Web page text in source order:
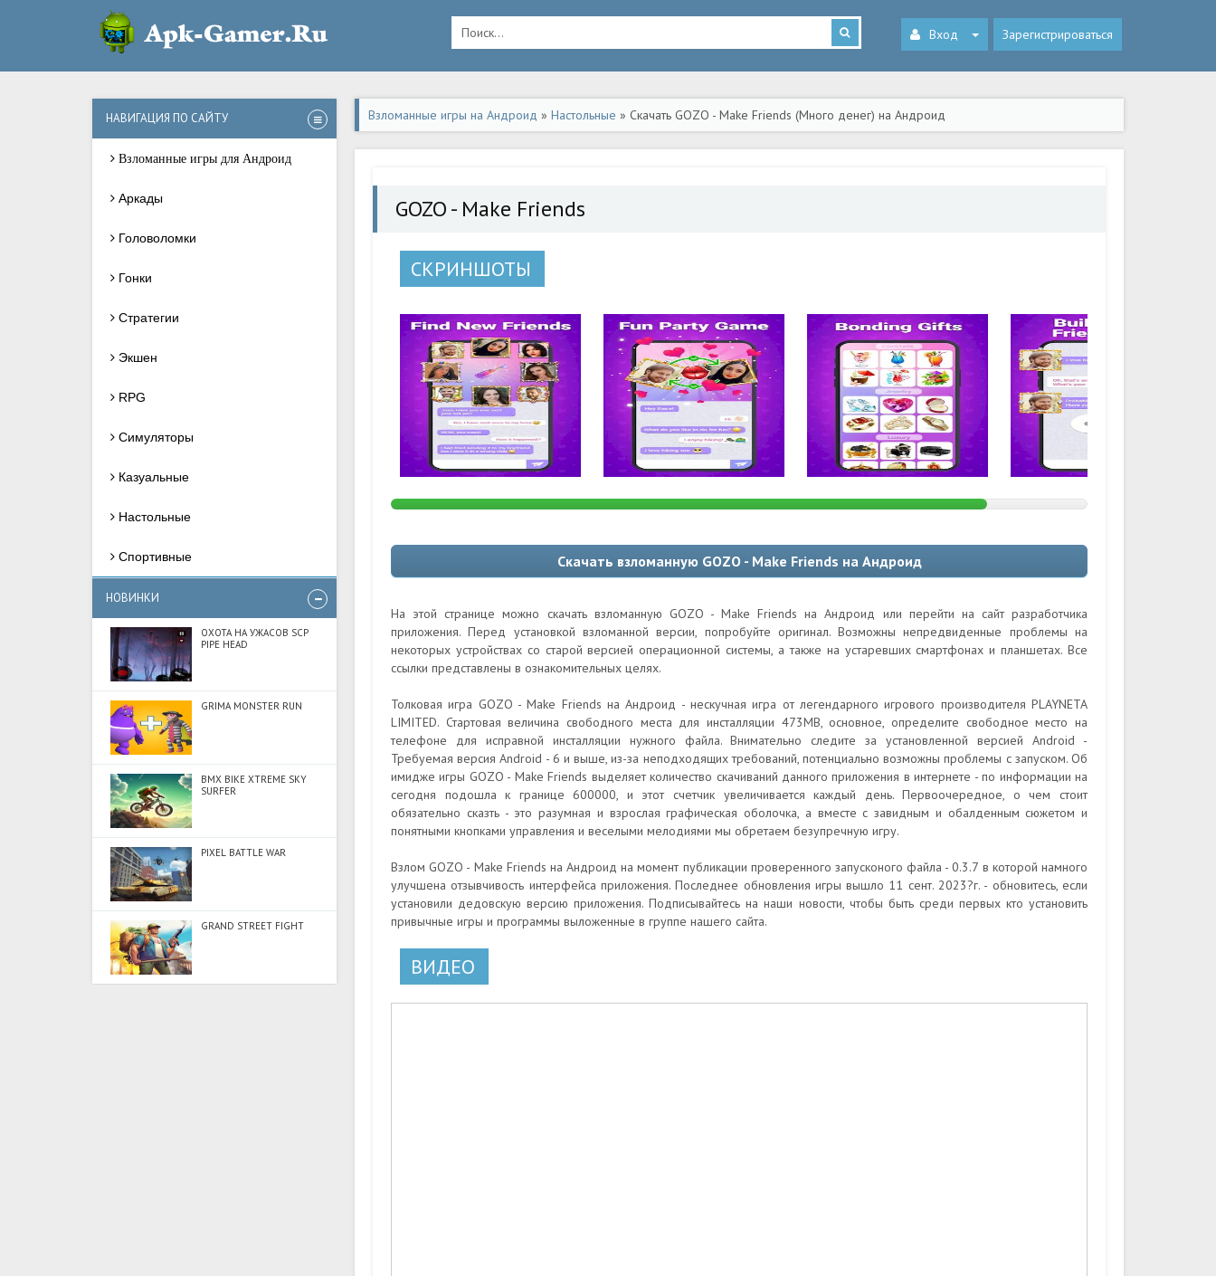
Вход Зарегистрироваться
НАВИГАЦИЯ ПО САЙТУ
Взломанные игры для Андроид
Аркады
Головоломки
Гонки
Стратегии
Экшен
RPG
Симуляторы
Казуальные
Настольные
Спортивные
НОВИНКИ
ОХОТА НА УЖАСОВ SCP
PIPE HEAD
GRIMA MONSTER RUN
BMX BIKE XTREME SKY
SURFER
PIXEL BATTLE WAR
GRAND STREET FIGHT
Взломанные игры на Андроид » Настольные » Скачать GOZO - Make Friends (Много денег) на Андроид
GOZO - Make Friends
СКРИНШОТЫ
Скачать взломанную GOZO - Make Friends на Андроид
На этой странице можно скачать взломанную GOZO - Make Friends на Андроид или перейти на сайт разработчика
приложения. Перед установкой взломанной версии, попробуйте оригинал. Возможны непредвиденные проблемы на
некоторых устройствах со старой версией операционной системы, а также на устаревших смартфонах и планшетах. Все
ссылки представлены в ознакомительных целях.
Толковая игра GOZO - Make Friends на Андроид - нескучная игра от легендарного игрового производителя PLAYNETA
LIMITED. Стартовая величина свободного места для инсталляции 473MB, основное, определите свободное место на
телефоне для исправной инсталляции нужного файла. Внимательно следите за установленной версией Android -
Требуемая версия Android - 6 и выше, из-за неподходящих требований, потенциально возможны проблемы с запуском. Об
имидже игры GOZO - Make Friends выделяет количество скачиваний данного приложения в интернете - по информации на
сегодня подошла к границе 600000, и этот счетчик увеличивается каждый день. Первоочередное, о чем стоит
обязательно сказть - это разумная и взрослая графическая оболочка, а вместе с завидным и обалденным сюжетом и
понятными кнопками управления и веселыми мелодиями мы обретаем безупречную игру.
Взлом GOZO - Make Friends на Андроид на момент публикации проверенного запусконого файла - 0.3.7 в которой намного
улучшена отзывчивость интерфейса приложения. Последнее обновления игры вышло 11 сент. 2023?г. - обновитесь, если
установили дедовскую версию приложения. Подписывайтесь на наши новости, чтобы быть среди первых кто установить
привычные игры и программы выложенные в группе нашего сайта.
ВИДЕО